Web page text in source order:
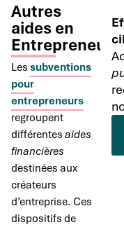
Autres
aides en
Les subventions
pour
entrepreneurs
regroupent
différentes aides
financières
destinées aux
créateurs
d’entreprise. Ces
dispositifs de